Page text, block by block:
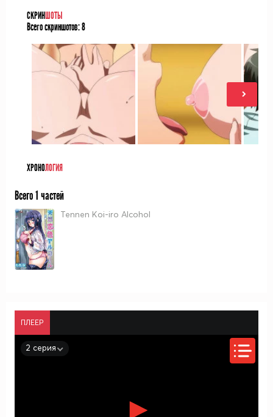
СКРИН ШОТЫ
Всего скриншотов:8
ХРОНОЛОГИЯ
Всего 1 частей
Tennen Koi-iro Alcohol
ПЛЕЕР
2 серия